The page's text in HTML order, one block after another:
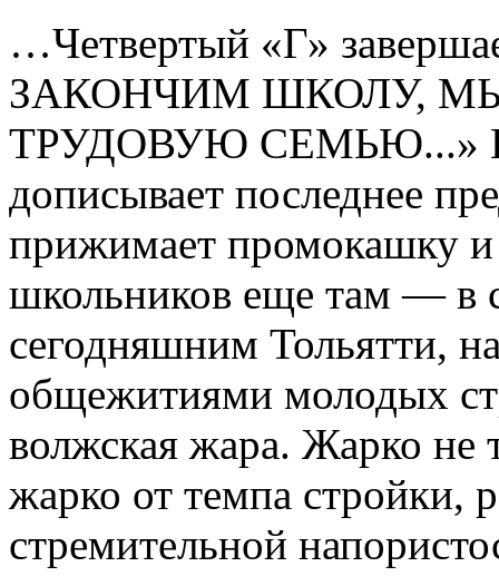
…Четвертый «Г»
ЗАКОНЧИМ ШКОЛУ,
ТРУДОВУЮ СЕМЬЮ...»
дописывает последнее
прижимает промокашку и
школьников еще там — в
сегодняшним Тольятти,
общежитиями молодых
волжская жара. Жарко не
жарко от темпа стройки,
стремительной